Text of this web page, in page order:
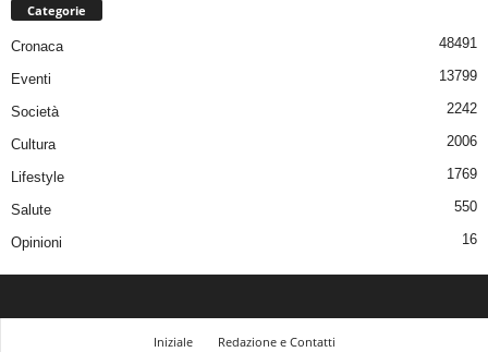
Categorie
Cronaca 48491
Eventi 13799
Società 2242
Cultura 2006
Lifestyle 1769
Salute 550
Opinioni 16
Iniziale Redazione e Contatti